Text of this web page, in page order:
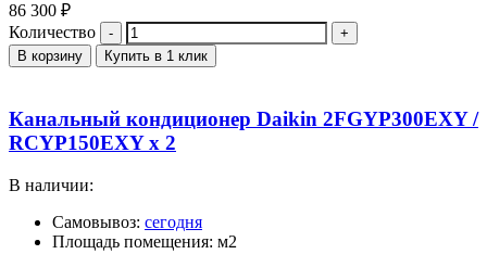
86 300 ₽
Количество
В корзину Купить в 1 клик
Канальный кондиционер Daikin 2FGYP300EXY /
RCYP150EXY x 2
В наличии:
Самовывоз: сегодня
Площадь помещения: м2